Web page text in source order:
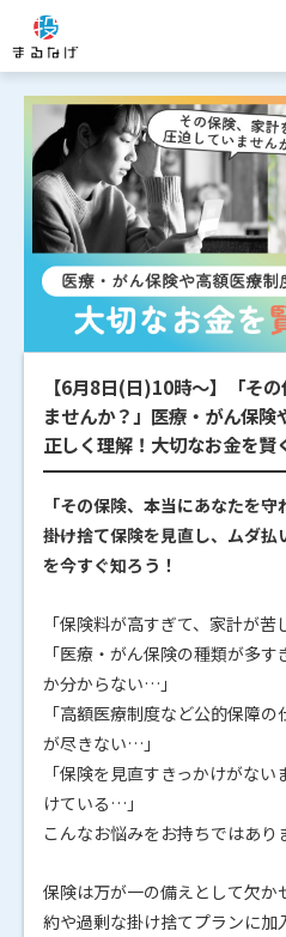
【6月8日(日)10時～】「そ
ませんか？」医療・がん保
正しく理解！大切なお金を賢
「その保険、本当にあなたを守
――掛け捨て保険を見直し、ムダ
を今すぐ知ろう！
「保険料が高すぎて、家計が苦
「医療・がん保険の種類が多
か分からない…」
「高額医療制度など公的保障
が尽きない…」
「保険を見直すきっかけがな
けている…」
こんなお悩みをお持ちではあり
保険は万が一の備えとして欠
約や過剰な掛け捨てプランに加